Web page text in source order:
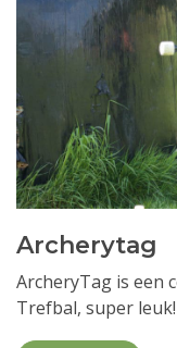
Archerytag
ArcheryTag is een
Trefbal, super leuk!